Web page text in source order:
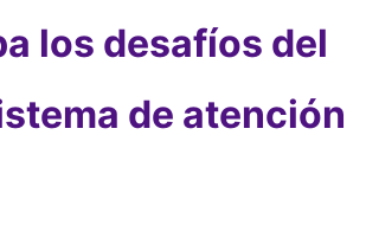
los desafíos del
de atención